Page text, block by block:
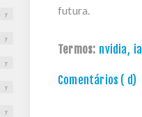
futura.
Termos: nvidia, ia
Comentários ( d)